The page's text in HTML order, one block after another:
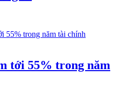
tới 55% trong năm